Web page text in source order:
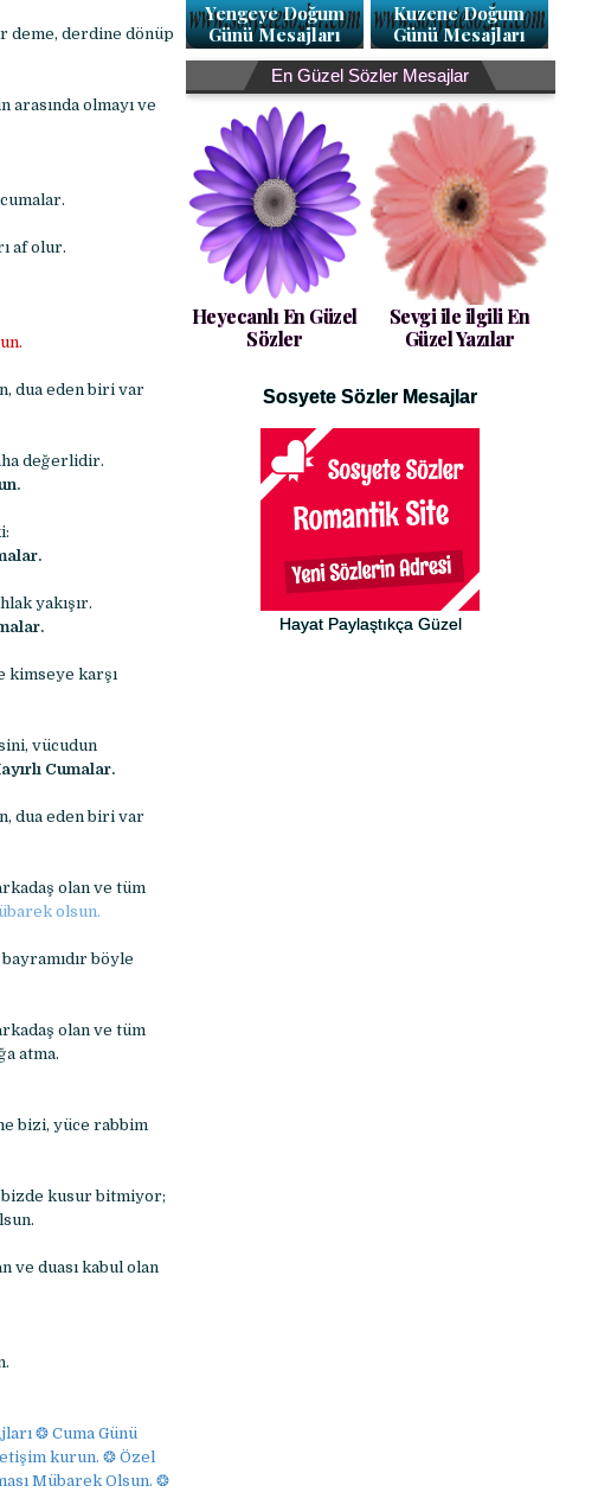
deme, derdine dönüp
olmayı ve
af olur.
dua eden biri var
değerlidir.
yakışır.
kimseye karşı
vücudun
Cumalar.
dua eden biri var
olan ve tüm
olsun.
böyle
olan ve tüm
atma.
bizi, yüce rabbim
bizde kusur bitmiyor;
ve duası kabul olan
❂ Cuma Günü
kurun. ❂ Özel
Mübarek Olsun. ❂
Yengeye Doğum
Günü Mesajları
Kuzene Doğum
Günü Mesajları
En Güzel Sözler Mesajlar
Heyecanlı En Güzel
Sözler
Sevgi ile ilgili En
Güzel Yazılar
Sosyete Sözler Mesajlar
Hayat Paylaştıkça Güzel